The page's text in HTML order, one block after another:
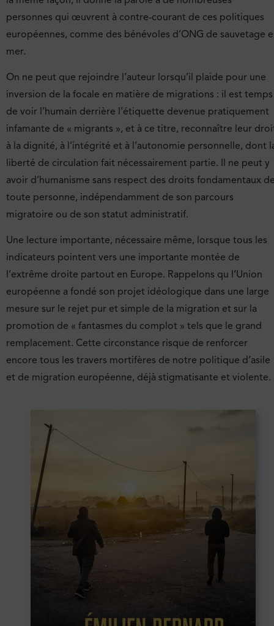
personnes qui œuvrent à contre-courant de ces politiques
européennes, comme des bénévoles d’ONG de sauvetage
mer.
On ne peut que rejoindre l’auteur lorsqu’il plaide pour une
inversion de la focale en matière de migrations : il est temps
de voir l’humain derrière l’étiquette devenue pratiquement
infamante de « migrants », et à ce titre, reconnaître leur
à la dignité, à l’intégrité et à l’autonomie personnelle, dont
liberté de circulation fait nécessairement partie. Il ne peut y
avoir d’humanisme sans respect des droits fondamentaux
toute personne, indépendamment de son parcours
migratoire ou de son statut administratif.
Une lecture importante, nécessaire même, lorsque tous les
indicateurs pointent vers une importante montée de
l’extrême droite partout en Europe. Rappelons qu l’Union
européenne a fondé son projet idéologique dans une large
mesure sur le rejet pur et simple de la migration et sur la
promotion de « fantasmes du complot » tels que le grand
remplacement. Cette circonstance risque de renforcer
encore tous les travers mortifères de notre politique d’asile
et de migration européenne, déjà stigmatisante et violente.